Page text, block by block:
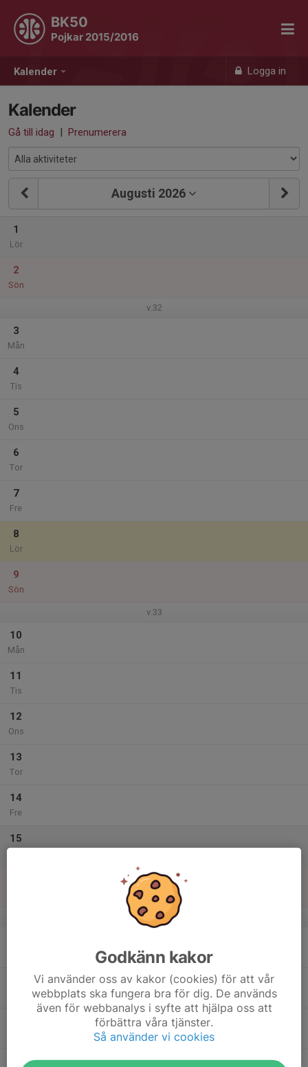
Kalender Logga in
BK50
Pojkar 2015/2016
Kalender
Gå till idag | Prenumerera
Augusti 2026
1
Lör
2
Sön
v.32
3
Mån
4
Tis
5
Ons
6
Tor
7
Fre
8
Lör
9
Sön
v.33
10
Mån
11
Tis
12
Ons
13
Tor
14
Fre
15
v.34
17:30
18:30
Träning
Fäladshallen B
Godkänn kakor
Vi använder oss av kakor (cookies) för att vår
webbplats ska fungera bra för dig. De används
även för webbanalys i syfte att hjälpa oss att
förbättra våra tjänster.
Så använder vi cookies